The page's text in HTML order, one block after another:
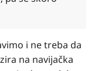
i ne treba da
na navijačka